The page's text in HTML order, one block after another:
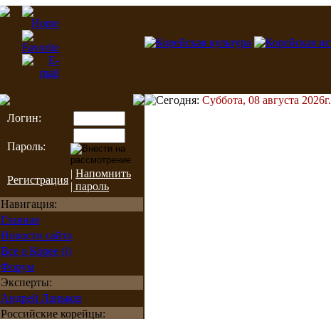
Логин:
Пароль:
Регистрация
| Напомнить
| пароль
Навигация:
Главная
Новости сайта
Все о Корее (i)
Форум
Эксперты:
Андрей Ланьков
Российские корейцы:
Сегодня: Суббота, 08 августа 2026г.